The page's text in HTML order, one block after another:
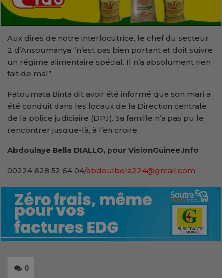
Aux dires de notre interlocutrice, le chef du secteur
2 d’Ansoumanya ‘’n’est pas bien portant et doit suivre
un régime alimentaire spécial. Il n’a absolument rien
fait de mal’’.
Fatoumata Binta dit avoir été informé que son mari a
été conduit dans les locaux de la Direction centrale
de la police judiciaire (DPJ). Sa famille n’a pas pu le
rencontrer jusque-là, à l’en croire.
Abdoulaye Bella DIALLO, pour VisionGuinee.Info
00224 628 52 64 04/abdoulbela224@gmail.com
0